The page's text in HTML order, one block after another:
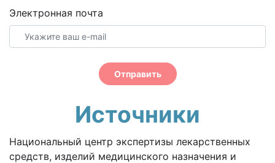
Электронная почта
Отправить
Источники
Национальный центр экспертизы лекарственных
средств, изделий медицинского назначения и